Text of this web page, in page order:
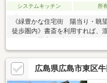
システムキッチン
所
《緑豊かな住宅街 陽当り・眺
徒歩圏内》書斎を利用すれば、
を1か所で管理するのに便利な
クローゼットがついています。
2236万円※現状有姿での引き渡
様のライフスタイルにあった住
広島県広島市東区